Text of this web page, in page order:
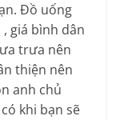
Đồ uống
, giá bình dân
trưa nên
thiện nên
anh chủ
khi bạn sẽ